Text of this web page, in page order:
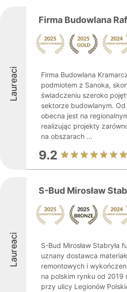
Laureaci
Firma Budowlana
Firma Budowlana
podmiotem z Sanoka,
świadczeniu szeroko
sektorze budowlanym. Od
obecna jest na
realizując projekty
na obszarach ...
9.2
Laureaci
S-Bud Mirosław
S-Bud Mirosław Stabryła
uznany dostawca
remontowych i
na polskim rynku od 2019
przy ulicy Legionów